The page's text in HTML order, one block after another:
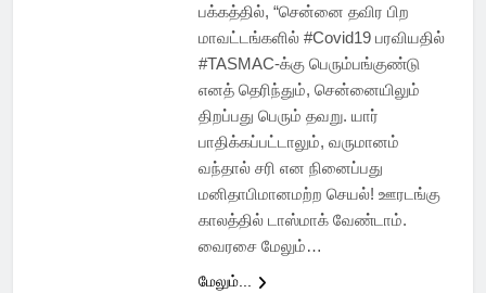
பக்கத்தில், “சென்னை தவிர பிற
மாவட்டங்களில் #Covid19 பரவியதில்
#TASMAC-க்கு பெரும்பங்குண்டு
எனத் தெரிந்தும், சென்னையிலும்
திறப்பது பெரும் தவறு. யார்
பாதிக்கப்பட்டாலும், வருமானம்
வந்தால் சரி என நினைப்பது
மனிதாபிமானமற்ற செயல்! ஊரடங்கு
காலத்தில் டாஸ்மாக் வேண்டாம்.
வைரசை மேலும்…
மேலும்...